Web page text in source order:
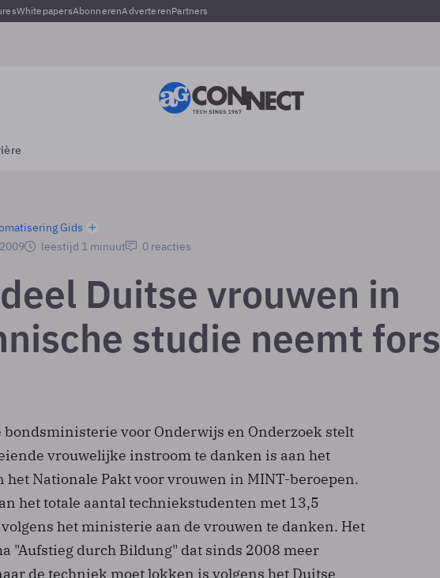
WhitepapersAbonnerenAdverterenPartners
Gids
leestijd 1 minuut 0 reacties
Duitse vrouwen in
studie neemt fors
bondsministerie voor Onderwijs en Onderzoek stelt
vrouwelijke instroom te danken is aan het
het Nationale Pakt voor vrouwen in MINT-beroepen.
het totale aantal techniekstudenten met 13,5
het ministerie aan de vrouwen te danken. Het
"Aufstieg durch Bildung" dat sinds 2008 meer
de techniek moet lokken is volgens het Duitse